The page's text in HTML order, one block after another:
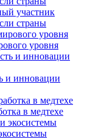
участник
страны
уровня
и инновации
в медтехе